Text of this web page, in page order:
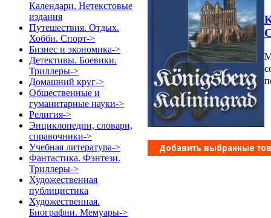
Календари. Нетекстовые
издания
Путешествия. Отдых.
Хобби. Спорт->
Бизнес и экономика->
Детективы. Боевики.
Триллеры->
Домашний круг->
Общественные и
гуманитарные науки->
Религия->
Энциклопедии, словари,
справочники->
Учебная литература->
Фантастика. Фэнтези.
Триллеры->
Художественная
публицистика
Художественная.
Биографии. Мемуары->